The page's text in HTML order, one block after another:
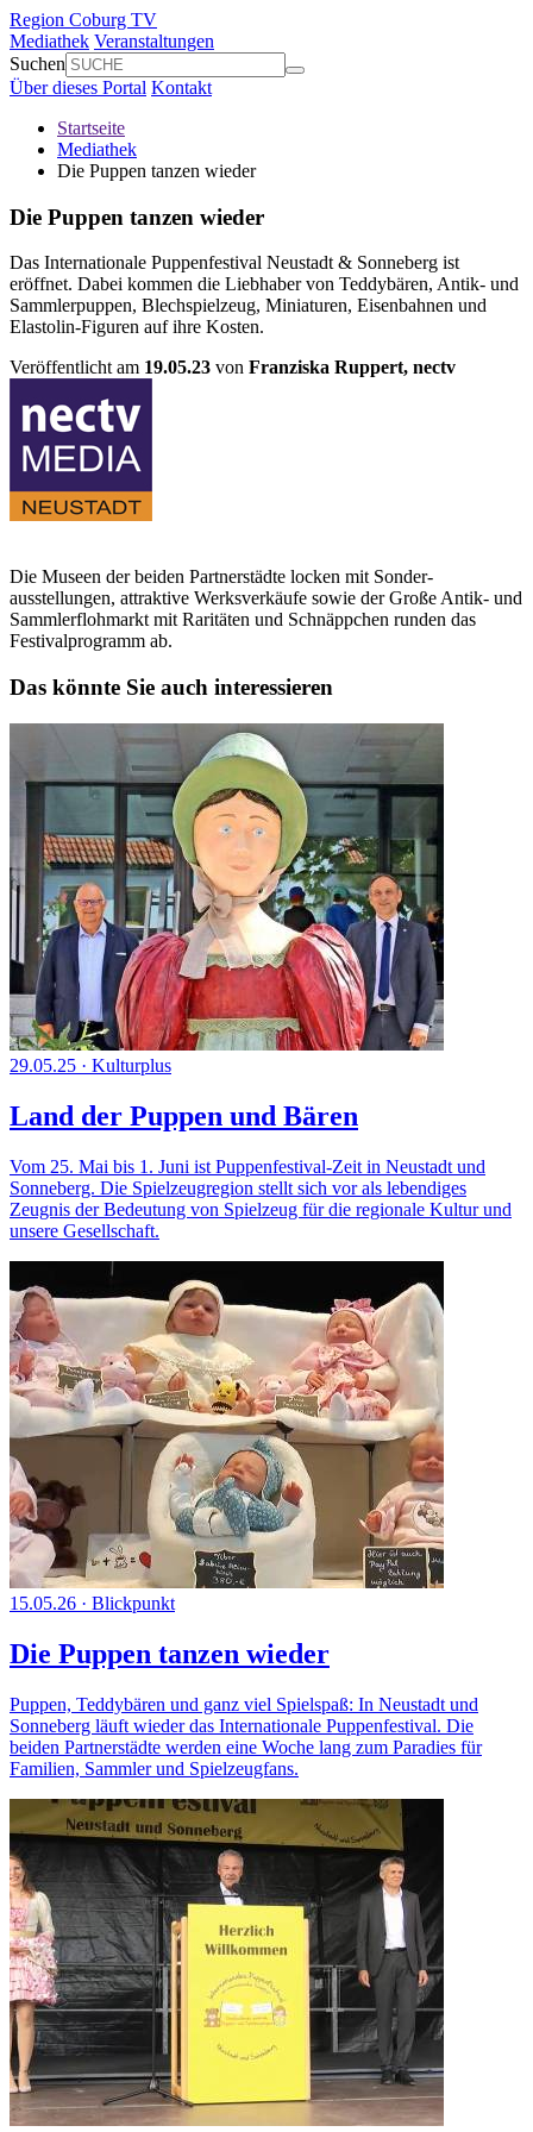
Region Coburg TV
Mediathek Veranstaltungen
Suchen
Über dieses Portal Kontakt
Startseite
Mediathek
Die Puppen tanzen wieder
Die Puppen tanzen wieder
Das Internationale Puppenfestival Neustadt & Sonneberg ist
eröffnet. Dabei kommen die Liebhaber von Teddybären, Antik- und
Sammlerpuppen, Blechspielzeug, Miniaturen, Eisenbahnen und
Elastolin-Figuren auf ihre Kosten.
Veröffentlicht am 19.05.23 von Franziska Ruppert, nectv
Die Museen der beiden Partnerstädte locken mit Sonder­
ausstellungen, attraktive Werksverkäufe sowie der Große Antik- und
Sammler­flohmarkt mit Raritäten und Schnäppchen runden das
Festivalprogramm ab.
Das könnte Sie auch interessieren
29.05.25 · Kulturplus
Land der Puppen und Bären
Vom 25. Mai bis 1. Juni ist Puppenfestival-Zeit in Neustadt und
Sonneberg. Die Spielzeugregion stellt sich vor als lebendiges
Zeugnis der Bedeutung von Spielzeug für die regionale Kultur und
unsere Gesellschaft.
15.05.26 · Blickpunkt
Die Puppen tanzen wieder
Puppen, Teddybären und ganz viel Spielspaß: In Neustadt und
Sonneberg läuft wieder das Internationale Puppenfestival. Die
beiden Partnerstädte werden eine Woche lang zum Paradies für
Familien, Sammler und Spielzeugfans.